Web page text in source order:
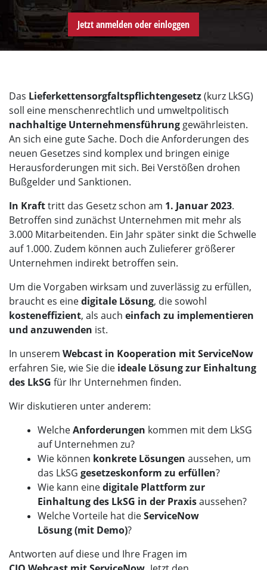
Jetzt anmelden oder einloggen
Das Lieferkettensorgfaltspflichtengesetz(kurz LkSG)
soll eine menschenrechtlich und umweltpolitisch
nachhaltige Unternehmensführung gewährleisten.
An sich eine gute Sache. Doch die Anforderungen des
neuen Gesetzes sind komplex und bringen einige
Herausforderungen mit sich. Bei Verstößen drohen
Bußgelder und Sanktionen.
In Krafttritt das Gesetz schon am 1. Januar 2023.
Betroffen sind zunächst Unternehmen mit mehr als
3.000 Mitarbeitenden. Ein Jahr später sinkt die Schwelle
auf 1.000. Zudem können auch Zulieferer größerer
Unternehmen indirekt betroffen sein.
Um die Vorgaben wirksam und zuverlässig zu erfüllen,
braucht es einedigitale Lösung, die sowohl
kosteneffizient, als auch einfach zu implementieren
und anzuwenden ist.
In unserem Webcast in Kooperation mit ServiceNow
erfahren Sie, wie Sie die ideale Lösung zur Einhaltung
des LkSG für Ihr Unternehmen finden.
Wir diskutieren unter anderem:
WelcheAnforderungen kommen mit dem LkSG
auf Unternehmen zu?
Wie können konkrete Lösungen aussehen, um
das LkSG gesetzeskonform zu erfüllen?
Wie kann einedigitale Plattform zur
Einhaltung des LkSG in der Praxisaussehen?
Welche Vorteile hat dieServiceNow
Lösung (mit Demo)?
Antworten auf diese und Ihre Fragen im